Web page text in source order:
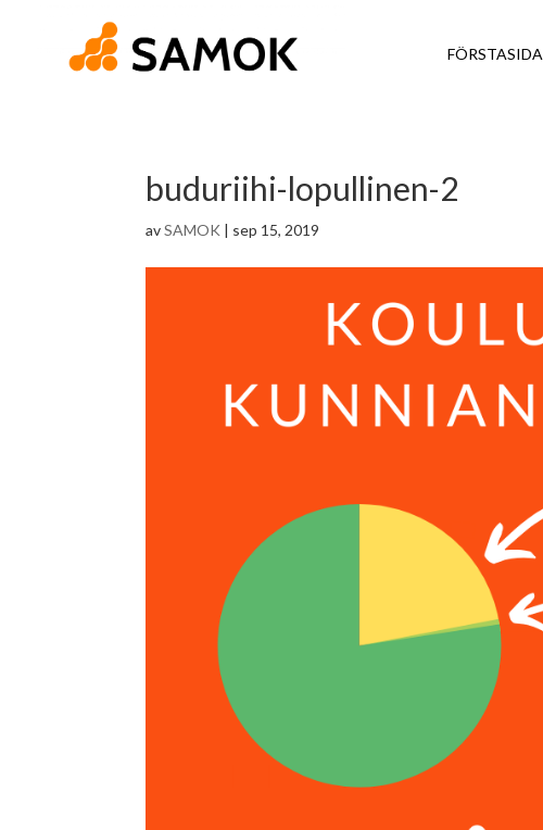
FÖRSTASIDA
buduriihi-lopullinen-2
avSAMOK | sep 15, 2019